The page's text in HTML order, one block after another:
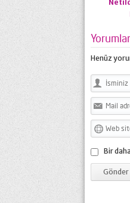
Yorumlar
Henüz
Bir